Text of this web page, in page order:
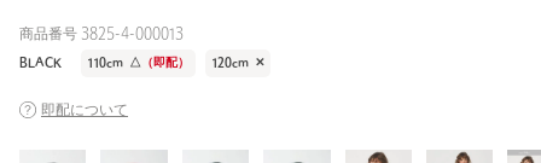
商品番号 3825-4-000013
BLACK 110cm △ （即配） 120cm ✕
即配について